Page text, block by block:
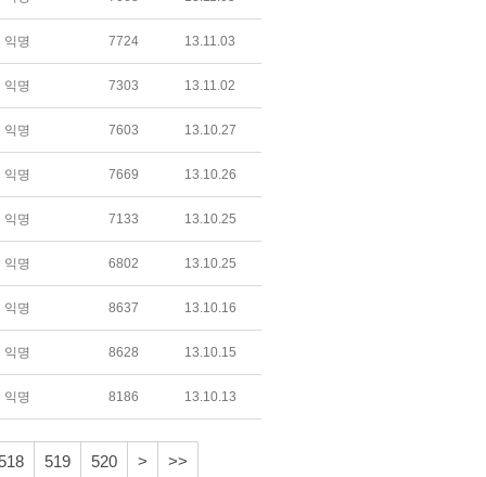
익명 7724 13.11.03
익명 7303 13.11.02
익명 7603 13.10.27
익명 7669 13.10.26
익명 7133 13.10.25
익명 6802 13.10.25
익명 8637 13.10.16
익명 8628 13.10.15
익명 8186 13.10.13
518 519 520 > >>